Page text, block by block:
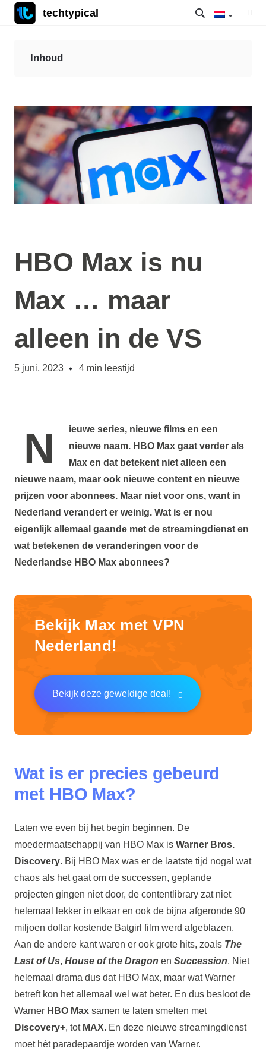
techtypical
HBO Max is nu
Max … maar
alleen in de VS
5 juni, 2023 4 min leestijd
Nieuwe series, nieuwe films en een
nieuwe naam. HBO Max gaat verder als
Max en dat betekent niet alleen een
nieuwe naam, maar ook nieuwe content en nieuwe
prijzen voor abonnees. Maar niet voor ons, want in
Nederland verandert er weinig. Wat is er nou
eigenlijk allemaal gaande met de streamingdienst en
wat betekenen de veranderingen voor de
Nederlandse HBO Max abonnees?
Bekijk Max met VPN
Nederland!
Bekijk deze geweldige deal!
Wat is er precies gebeurd
met HBO Max?
Laten we even bij het begin beginnen. De
moedermaatschappij van HBO Max is Warner Bros.
Discovery. Bij HBO Max was er de laatste tijd nogal wat
chaos als het gaat om de successen, geplande
projecten gingen niet door, de contentlibrary zat niet
helemaal lekker in elkaar en ook de bijna afgeronde 90
miljoen dollar kostende Batgirl film werd afgeblazen.
Aan de andere kant waren er ook grote hits, zoals The
Last of Us, House of the Dragon en Succession. Niet
helemaal drama dus dat HBO Max, maar wat Warner
betreft kon het allemaal wel wat beter. En dus besloot de
Warner HBO Maxsamen te laten smelten met
Discovery+, tot MAX. En deze nieuwe streamingdienst
moet hét paradepaardje worden van Warner.
Inhoud